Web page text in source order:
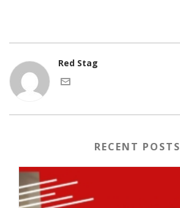
Red Stag
RECENT POSTS